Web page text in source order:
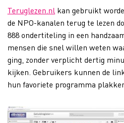
Teruglezen.nl kan gebruikt
de NPO-kanalen terug te lezen
888 ondertiteling in een
mensen die snel willen weten
ging, zonder verplicht dertig
kijken. Gebruikers kunnen de
hun favoriete programma